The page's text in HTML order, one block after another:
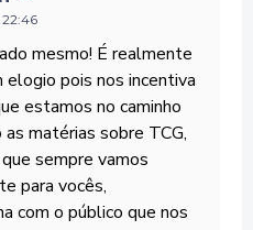
mesmo! É realmente
pois nos incentiva
estamos no caminho
matérias sobre TCG,
sempre vamos
para vocês,
com o público que nos